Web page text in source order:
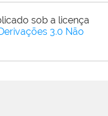
sob a licença
3.0 Não